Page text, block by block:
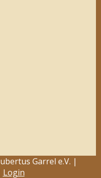
Garrel e.V. |
Login